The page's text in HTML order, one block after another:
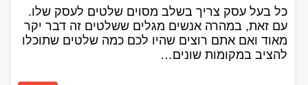
כל בעל עסק צריך בשלב מסוים שלטים לעסק שלו.
עם זאת, במהרה אנשים מגלים ששלטים זה דבר יקר
מאוד ואם אתם רוצים שהיו לכם כמה שלטים שתוכלו
להציב במקומות שונים…